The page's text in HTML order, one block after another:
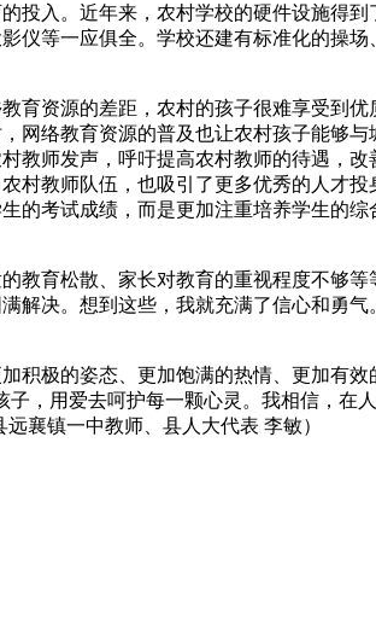
入。近年来，农村学校的硬件设施得到
仪等一应俱全。学校还建有标准化的操
资源的差距，农村的孩子很难享受到优
络教育资源的普及也让农村孩子能够
师发声，呼吁提高农村教师的待遇，
村教师队伍，也吸引了更多优秀的人才
的考试成绩，而是更加注重培养学生的
育松散、家长对教育的重视程度不够等
决。想到这些，我就充满了信心和勇
的姿态、更加饱满的热情、更加有效
，用爱去呵护每一颗心灵。我相信，在
襄镇一中教师、县人大代表 李敏）